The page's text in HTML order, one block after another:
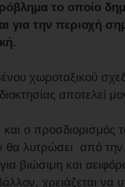
το οποίο
για την περιοχή
χωροταξικού
αποτελεί
ο
λυτρώσει από την
βιώσιμη και
χρειάζεται να